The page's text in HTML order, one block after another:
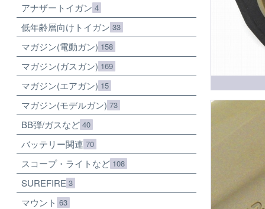
アナザートイガン 4
低年齢層向けトイガン 33
マガジン(電動ガン) 158
マガジン(ガスガン) 169
マガジン(エアガン) 15
マガジン(モデルガン) 73
BB弾/ガスなど 40
バッテリー関連 70
スコープ・ライトなど 108
SUREFIRE 3
マウント 63